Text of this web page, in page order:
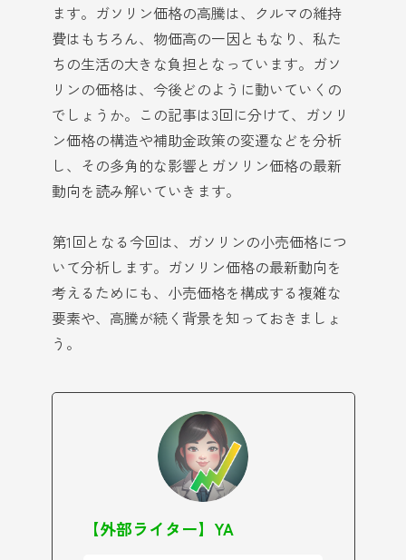
ます。ガソリン価格の高騰は、クルマの維持
費はもちろん、物価高の一因ともなり、私た
ちの生活の大きな負担となっています。ガソ
リンの価格は、今後どのように動いていくの
でしょうか。この記事は3回に分けて、ガソリ
ン価格の構造や補助金政策の変遷などを分析
し、その多角的な影響とガソリン価格の最新
動向を読み解いていきます。
第1回となる今回は、ガソリンの小売価格につ
いて分析します。ガソリン価格の最新動向を
考えるためにも、小売価格を構成する複雑な
要素や、高騰が続く背景を知っておきましょ
う。
【外部ライター】YA